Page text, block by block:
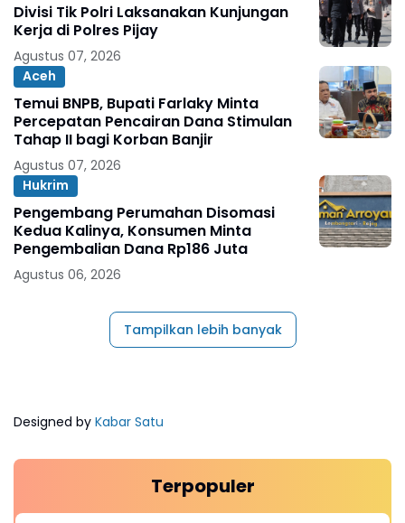
Divisi Tik Polri Laksanakan Kunjungan
Kerja di Polres Pijay
Agustus 07, 2026
Aceh
Temui BNPB, Bupati Farlaky Minta
Percepatan Pencairan Dana Stimulan
Tahap II bagi Korban Banjir
Agustus 07, 2026
Hukrim
Pengembang Perumahan Disomasi
Kedua Kalinya, Konsumen Minta
Pengembalian Dana Rp186 Juta
Agustus 06, 2026
Tampilkan lebih banyak
Designed by Kabar Satu
Terpopuler